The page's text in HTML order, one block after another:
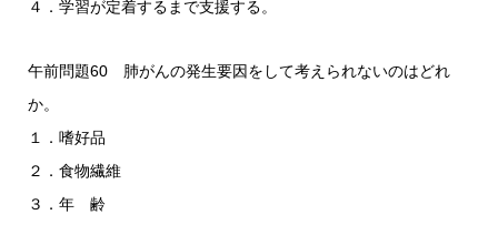
４．学習が定着するまで支援する。
午前問題60 肺がんの発生要因をして考えられないのはどれ
か。
１．嗜好品
２．食物繊維
３．年 齢